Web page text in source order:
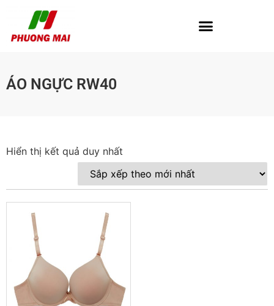
ÁO NGỰC RW40
Hiển thị kết quả duy nhất